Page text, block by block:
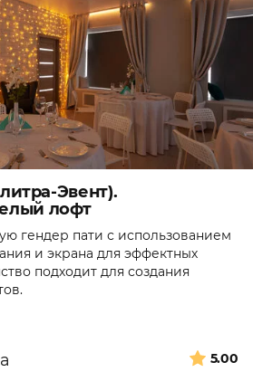
Эвент).
лофт
гендер пати с использованием
и экрана для эффектных
подходит для создания
5.00